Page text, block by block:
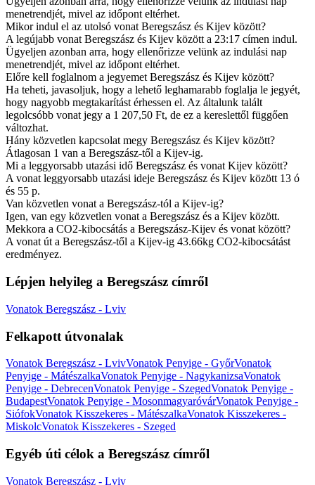
menetrendjét, mivel az időpont eltérhet.
Mikor indul el az utolsó vonat Beregszász és Kijev között?
A legújabb vonat Beregszász és Kijev között a 23:17 címen indul.
Ügyeljen azonban arra, hogy ellenőrizze velünk az indulási nap
menetrendjét, mivel az időpont eltérhet.
Előre kell foglalnom a jegyemet Beregszász és Kijev között?
Ha teheti, javasoljuk, hogy a lehető leghamarabb foglalja le jegyét,
hogy nagyobb megtakarítást érhessen el. Az általunk talált
legolcsóbb vonat jegy a 1 207,50 Ft, de ez a kereslettől függően
változhat.
Hány közvetlen kapcsolat megy Beregszász és Kijev között?
Átlagosan 1 van a Beregszász-től a Kijev-ig.
Mi a leggyorsabb utazási idő Beregszász és vonat Kijev között?
A vonat leggyorsabb utazási ideje Beregszász és Kijev között 13 ó
és 55 p.
Van közvetlen vonat a Beregszász-tól a Kijev-ig?
Igen, van egy közvetlen vonat a Beregszász és a Kijev között.
Mekkora a CO2-kibocsátás a Beregszász-Kijev és vonat között?
A vonat út a Beregszász-től a Kijev-ig 43.66kg CO2-kibocsátást
eredményez.
Lépjen helyileg a Beregszász címről
Vonatok Beregszász - Lviv
Felkapott útvonalak
Vonatok Beregszász - LvivVonatok Penyige - GyőrVonatok
Penyige - MátészalkaVonatok Penyige - NagykanizsaVonatok
Penyige - DebrecenVonatok Penyige - SzegedVonatok Penyige -
BudapestVonatok Penyige - MosonmagyaróvárVonatok Penyige -
SiófokVonatok Kisszekeres - MátészalkaVonatok Kisszekeres -
MiskolcVonatok Kisszekeres - Szeged
Egyéb úti célok a Beregszász címről
Vonatok Beregszász - Lviv